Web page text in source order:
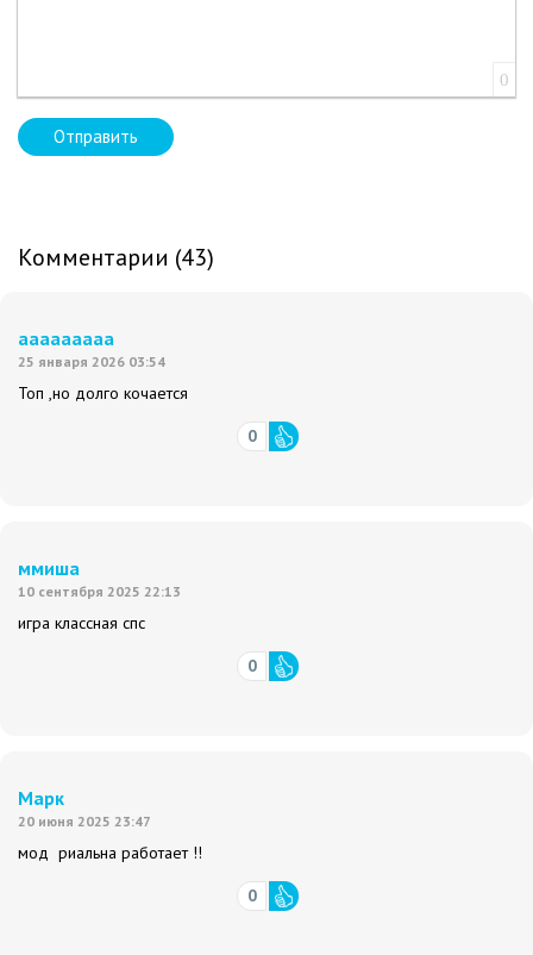
0
Отправить
Комментарии (43)
ааааааааа
25 января 2026 03:54
Топ ,но долго кочается
0
ммиша
10 сентября 2025 22:13
игра классная спс
0
Марк
20 июня 2025 23:47
мод риальна работает !!
0